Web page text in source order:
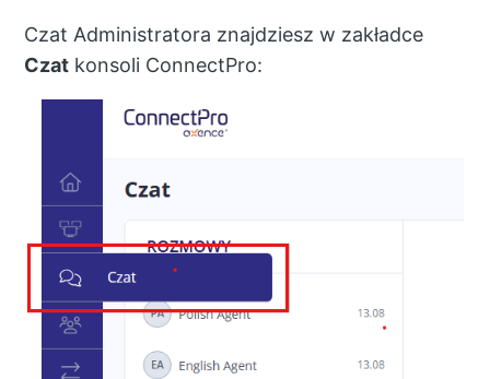
Czat Administratora znajdziesz w zakładce
Czat konsoli ConnectPro: